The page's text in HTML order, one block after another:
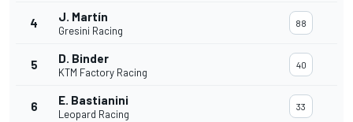
4 J. Martín
Gresini Racing
88
5 D. Binder
KTM Factory Racing
40
6 E. Bastianini
Leopard Racing
33